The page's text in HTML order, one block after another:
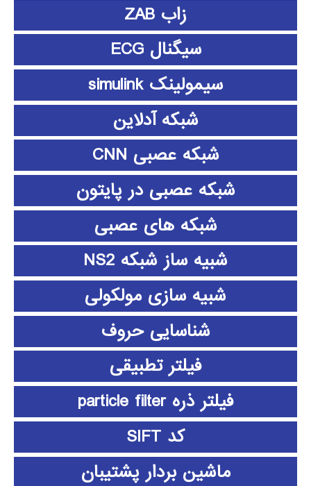
زاب ZAB
سیگنال ECG
سیمولینک simulink
شبکه آدلاین
شبکه عصبی CNN
شبکه عصبی در پایتون
شبکه های عصبی
شبیه ساز شبکه NS2
شبیه سازی مولکولی
شناسایی حروف
فیلتر تطبیقی
فیلتر ذره particle filter
کد SIFT
ماشین بردار پشتیبان